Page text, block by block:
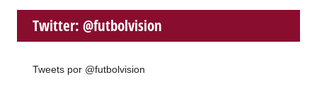
Twitter: @futbolvision
Tweets por @futbolvision